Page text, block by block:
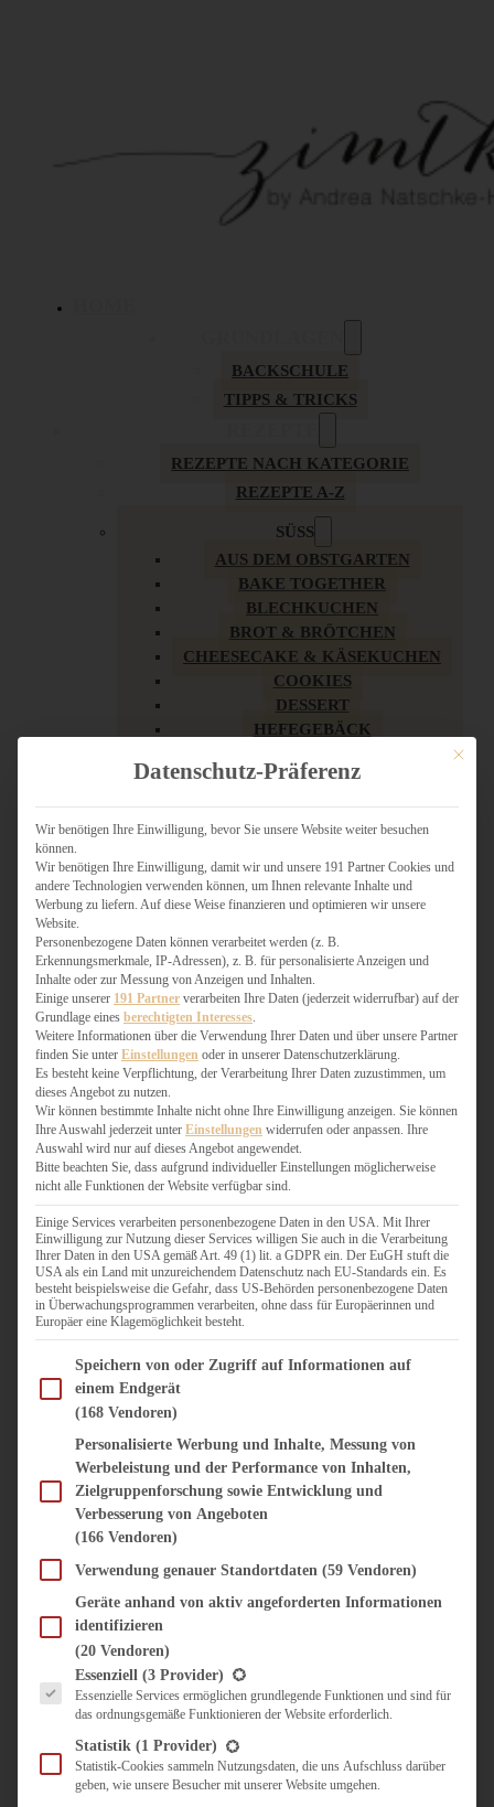
BACKSCHULE
TIPPS & TRICKS
REZEPTE NACH KATEGORIE
REZEPTE A-Z
SÜSS
AUS DEM OBSTGARTEN
BAKE TOGETHER
BLECHKUCHEN
BROT & BRÖTCHEN
CHEESECAKE & KÄSEKUCHEN
COOKIES
DESSERT
HEFEGEBÄCK
KUCHEN
LOW CARB & GESÜNDER
MY AMERICAN BAKERY
SCHOKOLADIGES
SÜSSES HAUPTGERICHT
TÖRTCHEN
VEGAN SÜSS
WEIHNACHTSBÄCKEREI
HERZHAFT
BURGER & SANDWICHES
FIX AUF DEM TISCH
FLEISCH & FISCH
GRILLEN / BARBECUE
HERZHAFTES BACKEN
ONE-POT-GERICHTE
PASTA & NUDELGERICHTE
PIZZA, TARTES & QUICHES
REIS & RISOTTO
SALATE & SNACKS
SUPPENKASPEREIEN
VORSPEISEN
SÜSS & HERZHAFT
BROTAUFSTRICH
DIPS, SAUCEN, CHUTNEYS
KÜCHENGESCHENKE
UNTERWEGS
KULINARISCH UNTERWEGS
ÜBER MICH
Mit
Datenschutz-Präferenz
Wir benötigen Ihre Einwilligung, bevor Sie unsere Website weiter besuchen
können.
Wir benötigen Ihre Einwilligung, damit wir und unsere 191 Partner Cookies und
andere Technologien verwenden können, um Ihnen relevante Inhalte und
Werbung zu liefern. Auf diese Weise finanzieren und optimieren wir unsere
Website.
Personenbezogene Daten können verarbeitet werden (z. B.
Erkennungsmerkmale, IP-Adressen), z. B. für personalisierte Anzeigen und
Inhalte oder zur Messung von Anzeigen und Inhalten.
Einige unserer 191 Partner verarbeiten Ihre Daten (jederzeit widerrufbar) auf der
Grundlage eines berechtigten Interesses
Weitere Informationen über die Verwendung Ihrer Daten und über unsere Partner
finden Sie unter Einstellungen oder in unserer Datenschutzerklärung.
Es besteht keine Verpflichtung, der Verarbeitung Ihrer Daten zuzustimmen, um
dieses Angebot zu nutzen.
Wir können bestimmte Inhalte nicht ohne Ihre Einwilligung anzeigen. Sie können
Ihre Auswahl jederzeit unter Einstellungen widerrufen oder anpassen. Ihre
Auswahl wird nur auf dieses Angebot angewendet.
Bitte beachten Sie, dass aufgrund individueller Einstellungen möglicherweise
nicht alle Funktionen der Website verfügbar sind.
Einige Services verarbeiten personenbezogene Daten in den USA. Mit Ihrer
Einwilligung zur Nutzung dieser Services willigen Sie auch in die Verarbeitung
Ihrer Daten in den USA gemäß Art. 49 (1) lit. a GDPR ein. Der EuGH stuft die
USA als ein Land mit unzureichendem Datenschutz nach EU-Standards ein. Es
besteht beispielsweise die Gefahr, dass US-Behörden personenbezogene Daten
in Überwachungsprogrammen verarbeiten, ohne dass für Europäerinnen und
Europäer eine Klagemöglichkeit besteht.
Im Folgenden finden Sie eine Liste der Zwecke des IAB Transparency and Consent
Speichern von oder Zugriff auf Informationen auf
einem Endgerät
(168 Vendoren)
Personalisierte Werbung und Inhalte, Messung von
Werbeleistung und der Performance von Inhalten,
Zielgruppenforschung sowie Entwicklung und
Verbesserung von Angeboten
(166 Vendoren)
Verwendung genauer Standortdaten (59 Vendoren)
Geräte anhand von aktiv angeforderten Informationen
identifizieren
(20 Vendoren)
Es folgt eine Liste der Service-Gruppen, für die eine Einwilligung erteilt werden
Essenziell (3 Provider)
Essenzielle Services ermöglichen grundlegende Funktionen und sind für
das ordnungsgemäße Funktionieren der Website erforderlich.
Statistik (1 Provider)
Statistik-Cookies sammeln Nutzungsdaten, die uns Aufschluss darüber
geben, wie unsere Besucher mit unserer Website umgehen.